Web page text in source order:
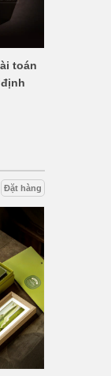
toán
Đặt hàng